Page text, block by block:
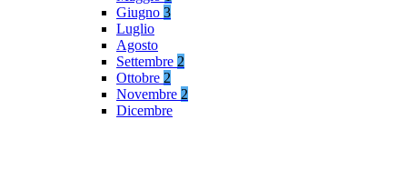
Giugno 3
Luglio
Agosto
Settembre 2
Ottobre 2
Novembre 2
Dicembre